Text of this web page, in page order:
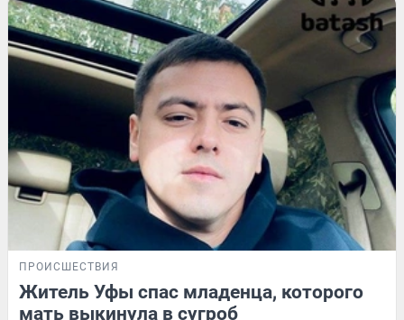
ПРОИСШЕСТВИЯ
Житель Уфы спас младенца, которого
мать выкинула в сугроб